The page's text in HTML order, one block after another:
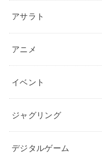
アサラト
アニメ
イベント
ジャグリング
デジタルゲーム